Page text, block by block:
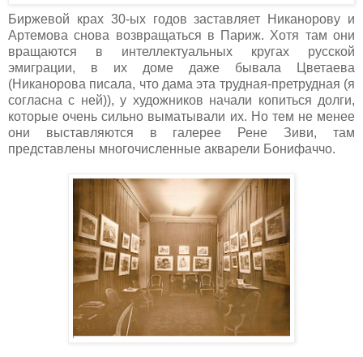
Биржевой крах 30-ых годов заставляет Никанорову и
Артемова снова возвращаться в Париж. Хотя там они
вращаются в интеллектуальных кругах русской
эмиграции, в их доме даже бывала Цветаева
(Никанорова писала, что дама эта трудная-претрудная (я
согласна с ней)), у художников начали копиться долги,
которые очень сильно выматывали их. Но тем не менее
они выставляются в галерее Рене Зиви, там
представлены многочисленные акварели Бонифаччо.